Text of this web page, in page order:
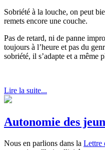
Sobriété à la louche, on peut
remets encore une couche.
Pas de retard, ni de panne
toujours à l’heure et pas du
sobriété, il s’adapte et a même
Lire la suite...
Autonomie des
Nous en parlions dans la Lettre